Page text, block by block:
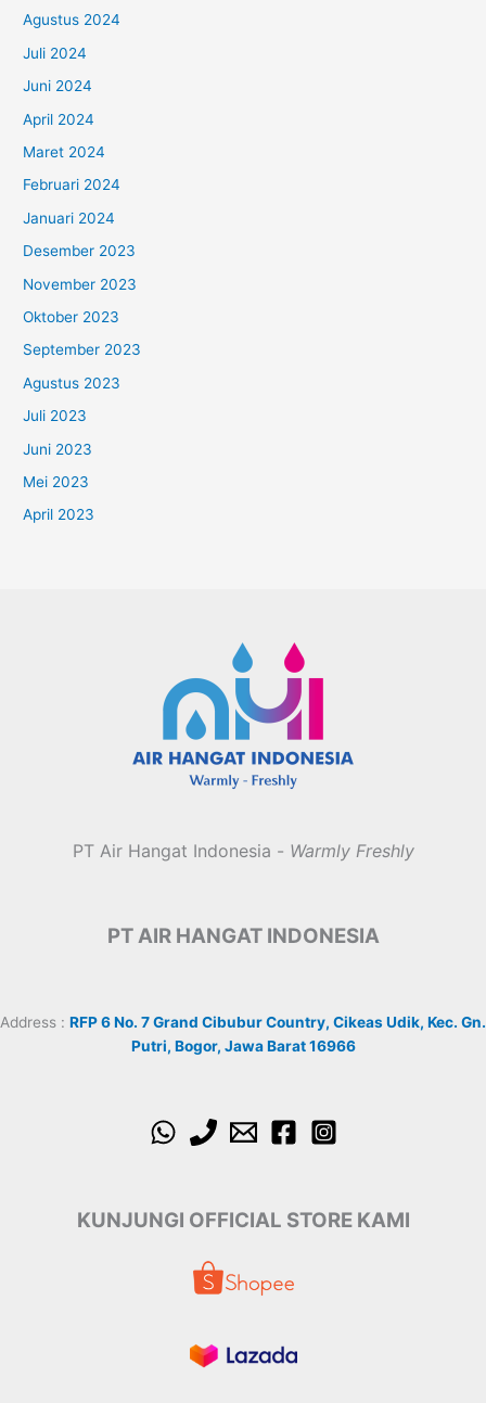
Agustus 2024
Juli 2024
Juni 2024
April 2024
Maret 2024
Februari 2024
Januari 2024
Desember 2023
November 2023
Oktober 2023
September 2023
Agustus 2023
Juli 2023
Juni 2023
Mei 2023
April 2023
PT Air Hangat Indonesia - Warmly Freshly
PT AIR HANGAT INDONESIA
Address : RFP 6 No. 7 Grand Cibubur Country, Cikeas Udik, Kec. Gn.
Putri, Bogor, Jawa Barat 16966
KUNJUNGI OFFICIAL STORE KAMI